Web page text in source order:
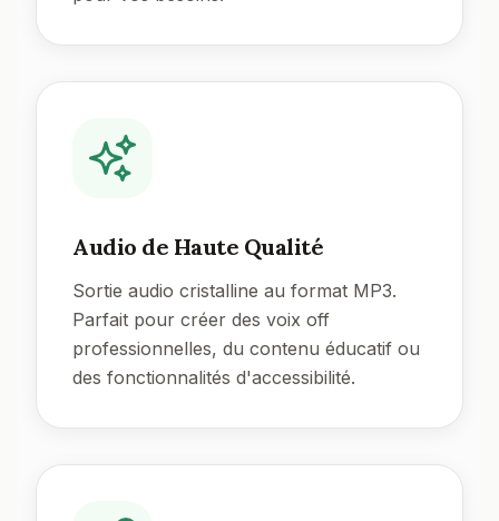
Audio de Haute Qualité
Sortie audio cristalline au format MP3.
Parfait pour créer des voix off
professionnelles, du contenu éducatif ou
des fonctionnalités d'accessibilité.